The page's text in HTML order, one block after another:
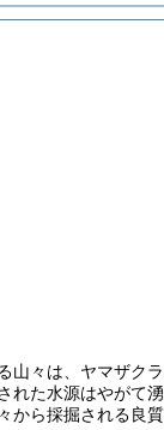
山々は、ヤマザク
れた水源はやがて
から採掘される良